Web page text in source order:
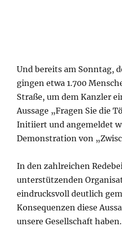
Und bereits am Sonntag,
gingen etwa 1.700
Straße, um dem Kanzler
Aussage „Fragen Sie die
Initiiert und angemeldet
Demonstration von
In den zahlreichen
unterstützenden
eindrucksvoll deutlich
Konsequenzen diese
unsere Gesellschaft haben.